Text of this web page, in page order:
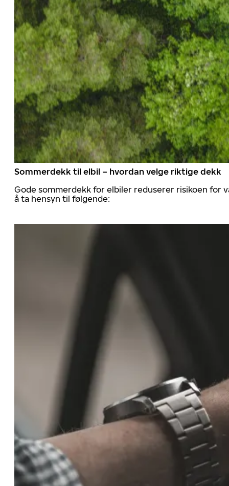
Sommerdekk til elbil – hvordan velge riktige dekk
Gode sommerdekk for elbiler reduserer risikoen for
å ta hensyn til følgende: